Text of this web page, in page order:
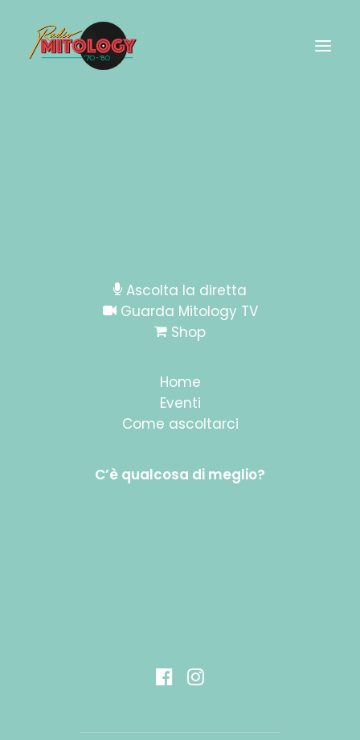
Ascolta la diretta
Guarda Mitology TV
Shop
Home
Eventi
Come ascoltarci
C’è qualcosa di meglio?